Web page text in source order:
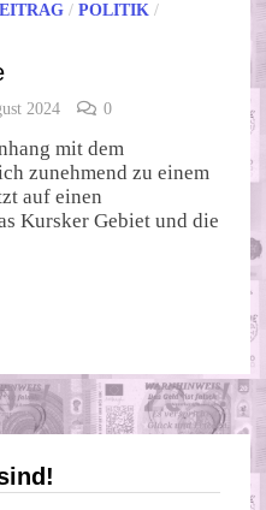
/POLITIK /
2024 0
mit dem
zunehmend zu einem
auf einen
Kursker Gebiet und die